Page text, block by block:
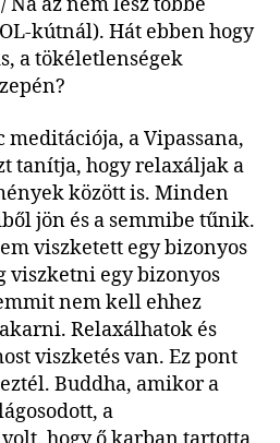
kútnál). Hát ebben hogy
a tökéletlenségek
meditációja, a Vipassana,
tanítja, hogy relaxáljak a
között is. Minden
jön és a semmibe tűnik.
viszketett egy bizonyos
viszketni egy bizonyos
nem kell ehhez
Relaxálhatok és
viszketés van. Ez pont
Buddha, amikor a
a